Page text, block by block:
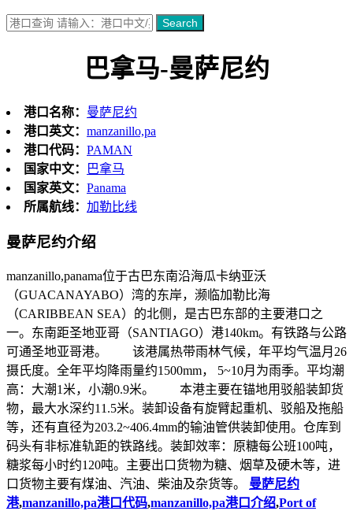
Search
巴拿马-曼萨尼约
港口名称： 曼萨尼约
港口英文： manzanillo,pa
港口代码： PAMAN
国家中文：
巴拿马
国家英文： Panama
所属航线： 加勒比线
曼萨尼约介绍
manzanillo,panama位于古巴东南沿海瓜卡纳亚沃
（GUACANAYABO）湾的东岸，濒临加勒比海
（CARIBBEAN SEA）的北侧，是古巴东部的主要港口之
一。东南距圣地亚哥（SANTIAGO）港140km。有铁路与公路
可通圣地亚哥港。 该港属热带雨林气候，年平均气温月26
摄氏度。全年平均降雨量约1500mm， 5~10月为雨季。平均潮
高：大潮1米，小潮0.9米。 本港主要在锚地用驳船装卸货
物，最大水深约11.5米。装卸设备有旋臂起重机、驳船及拖船
等，还有直径为203.2~406.4mm的输油管供装卸使用。仓库到
码头有非标准轨距的铁路线。装卸效率：原糖每公班100吨，
糖浆每小时约120吨。主要出口货物为糖、烟草及硬木等，进
口货物主要有煤油、汽油、柴油及杂货等。 曼萨尼约
港,manzanillo,pa港口代码,manzanillo,pa港口介绍,Port of